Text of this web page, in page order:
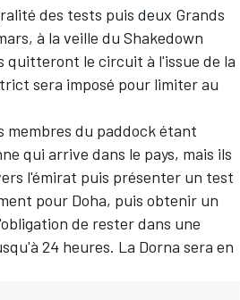
des tests puis deux Grands
à la veille du Shakedown
quitteront le circuit à l'issue de la
sera imposé pour limiter au
membres du paddock étant
qui arrive dans le pays, mais ils
l'émirat puis présenter un test
pour Doha, puis obtenir un
de rester dans une
24 heures. La Dorna sera en